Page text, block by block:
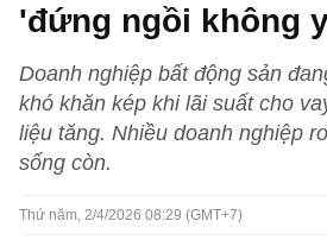
'đứng ngồi không
Doanh nghiệp bất động sản
khó khăn kép khi lãi suất cho
liệu tăng. Nhiều doanh nghiệp
sống còn.
Thứ năm, 2/4/2026 08:29 (GMT+7)